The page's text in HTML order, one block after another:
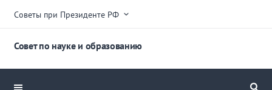
Советы при Президенте РФ
Совет по науке и образованию